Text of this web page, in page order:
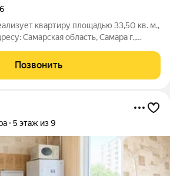
квартиру площадью 33,50 кв. м.,
Самарская область, Самара г.,
номер объекта
Позвонить
5 этаж из 9